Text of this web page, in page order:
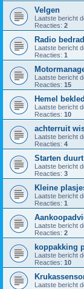
Velgen
Laatste bericht
Reacties: 2
Radio
Laatste bericht
Reacties: 1
Laatste bericht
Reacties: 15
Hemel
Laatste bericht
Reacties: 10
achterruit
Laatste bericht
Reacties: 4
Starten
Laatste bericht
Reacties: 3
Kleine
Laatste bericht
Reacties: 1
Laatste bericht
Reacties: 2
koppakking
Laatste bericht
Reacties: 10
Laatste bericht